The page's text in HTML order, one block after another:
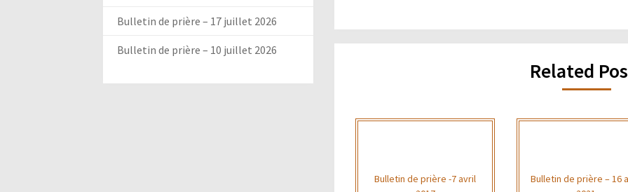
Related
Bulletin de prière -7 avril
Bulletin de prière – 16
Bulletin de prière – 17 juillet 2026
Bulletin de prière – 10 juillet 2026